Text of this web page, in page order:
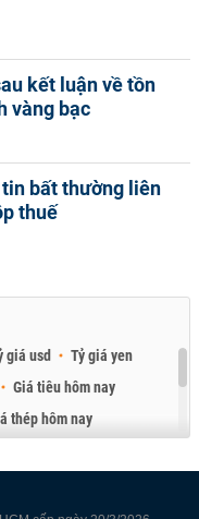
kết luận về tồn
vàng bạc
bất thường liên
thuế
giá usd
Tỷ giá yen
Giá tiêu hôm nay
thép hôm nay